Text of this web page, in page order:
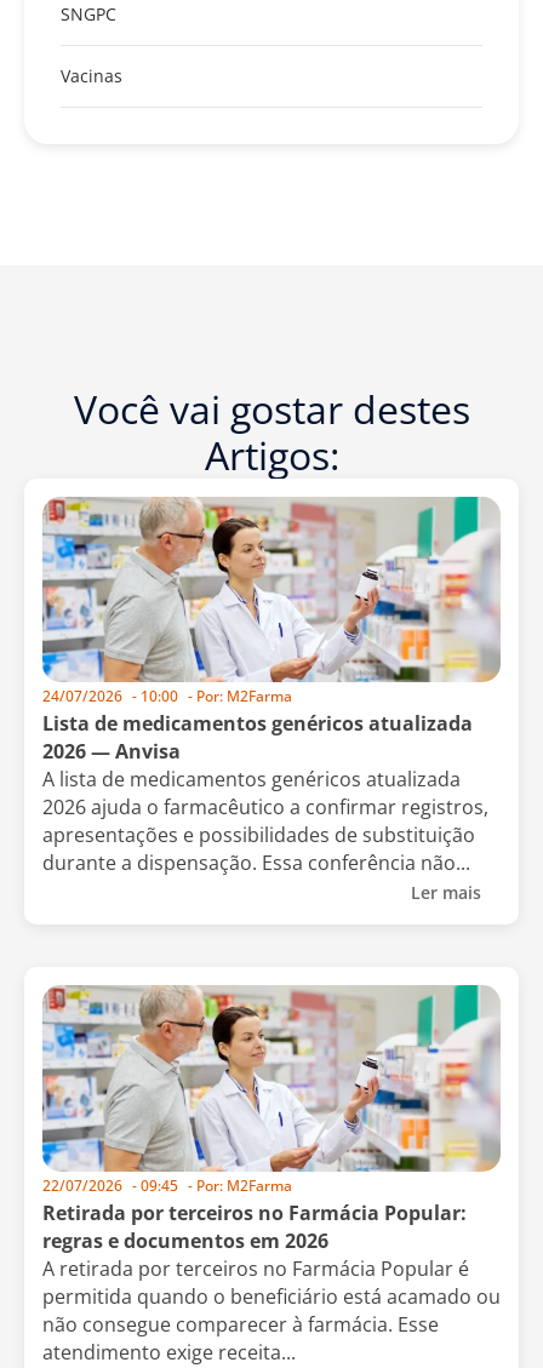
SNGPC
Vacinas
Você vai gostar destes
Artigos:
24/07/2026 - 10:00 - Por: M2Farma
Lista de medicamentos genéricos atualizada
2026 — Anvisa
A lista de medicamentos genéricos atualizada
2026 ajuda o farmacêutico a confirmar registros,
apresentações e possibilidades de substituição
durante a dispensação. Essa conferência não...
Ler mais
22/07/2026 -09:45 - Por: M2Farma
Retirada por terceiros no Farmácia Popular:
regras e documentos em 2026
A retirada por terceiros no Farmácia Popular é
permitida quando o beneficiário está acamado ou
não consegue comparecer à farmácia. Esse
atendimento exige receita...